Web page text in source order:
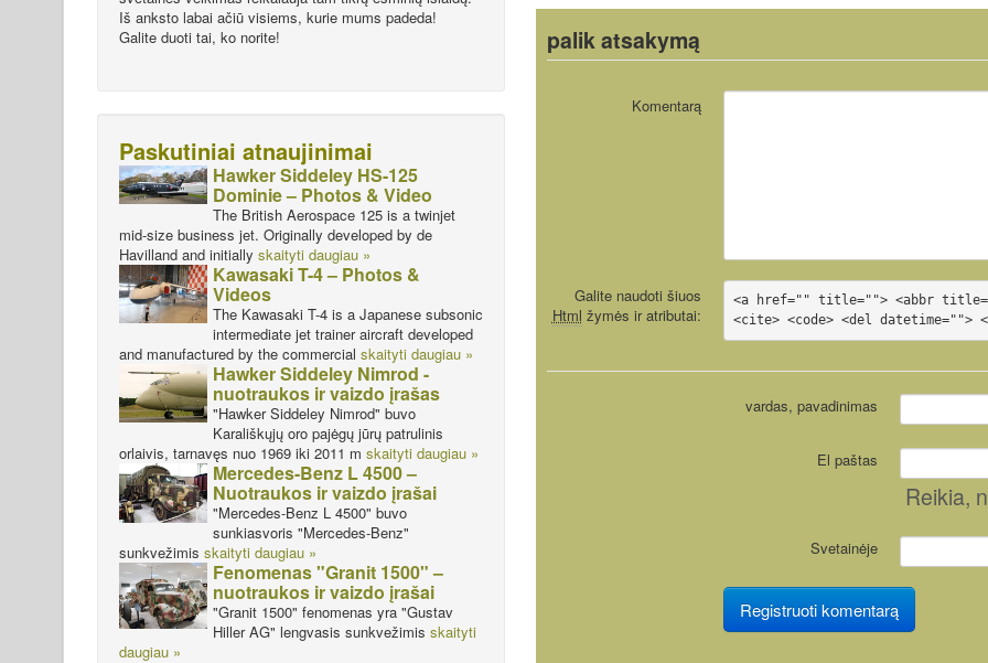
palik atsakymą
Komentarą
Galite naudoti šiuos
Html žymės ir atributai:
<a href="" title=""> <abbr
<cite> <code> <del datetime="">
vardas, pavadinimas
El paštas
Reikia,
Svetainėje
Iš anksto labai ačiū visiems, kurie mums padeda!
Galite duoti tai, ko norite!
Paskutiniai atnaujinimai
Hawker Siddeley HS-125
Dominie – Photos & Video
The British Aerospace 125 is a twinjet
mid-size business jet. Originally developed by de
Havilland and initially skaityti daugiau »
Kawasaki T-4 – Photos &
Videos
The Kawasaki T-4 is a Japanese subsonic
intermediate jet trainer aircraft developed
and manufactured by the commercial skaityti daugiau »
Hawker Siddeley Nimrod -
nuotraukos ir vaizdo įrašas
"Hawker Siddeley Nimrod" buvo
Karališkųjų oro pajėgų jūrų patrulinis
orlaivis, tarnavęs nuo 1969 iki 2011 m skaityti daugiau »
Mercedes-Benz L 4500 –
Nuotraukos ir vaizdo įrašai
"Mercedes-Benz L 4500" buvo
sunkiasvoris "Mercedes-Benz"
sunkvežimis skaityti daugiau »
Fenomenas "Granit 1500" –
nuotraukos ir vaizdo įrašai
"Granit 1500" fenomenas yra "Gustav
Hiller AG" lengvasis sunkvežimis skaityti
daugiau »